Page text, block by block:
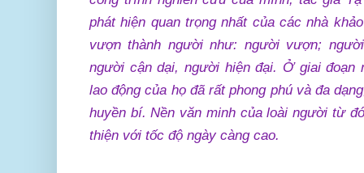
phát hiện quan trọng nhất của các nhà
vượn thành người như: người vượn;
người cận dại, người hiện đại. Ở giai
lao động của họ đã rất phong phú và đa
huyền bí. Nền văn minh của loài người từ
thiện với tốc độ ngày càng cao.